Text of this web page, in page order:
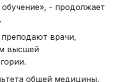
- продолжает
врачи,
высшей
общей медицины,